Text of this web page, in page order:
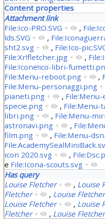
Content properties
Attachment link
File:Ico-PRO.SVG + ,
lds.SVG + ,
sht2.svg + , File:Ico-
File:Xr!fletcher.jpg + ,
File:Icone!ico-libri-
File:Menu-reboot.png + ,
File:Menu-personaggi.png +
pianeti.png + ,
specie.png + , File:Menu-
libri.png + , File:Menu-
astronavi.png + ,
film.png + , File:Menu-
icon 2020.svg + ,
e File:Icona-scouts.svg +
Has query
Louise Fletcher + , Louise
Fletcher + , Louise Fletcher
Louise Fletcher + , Louise
Fletcher + , Louise Fletcher